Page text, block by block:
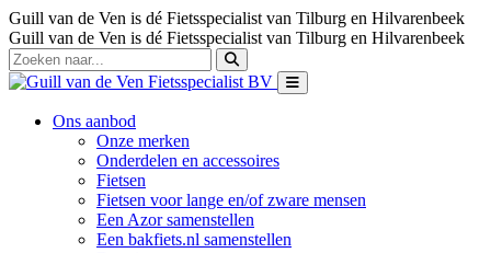
Guill van de Ven is dé Fietsspecialist van Tilburg en Hilvarenbeek
Guill van de Ven is dé Fietsspecialist van Tilburg en Hilvarenbeek
Ons aanbod
Onze merken
Onderdelen en accessoires
Fietsen
Fietsen voor lange en/of zware mensen
Een Azor samenstellen
Een bakfiets.nl samenstellen